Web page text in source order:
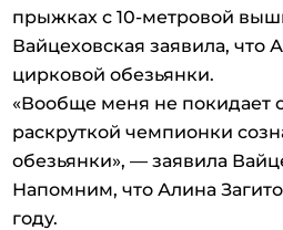
прыжках с 10-метровой
Вайцеховская заявила, что
цирковой обезьянки.
«Вообще меня не покидает
раскруткой чемпионки
обезьянки», — заявила
Напомним, что Алина
году.